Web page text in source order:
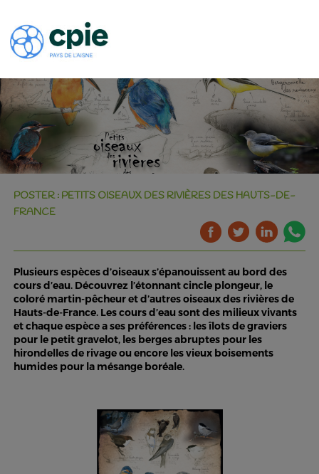
POSTER : PETITS OISEAUX DES RIVIÈRES DES HAUTS-DE-
FRANCE
Plusieurs espèces d’oiseaux s’épanouissent au bord des
cours d’eau. Découvrez l’étonnant cincle plongeur, le
coloré martin-pêcheur et d’autres oiseaux des rivières de
Hauts-de-France. Les cours d’eau sont des milieux vivants
et chaque espèce a ses préférences : les îlots de graviers
pour le petit gravelot, les berges abruptes pour les
hirondelles de rivage ou encore les vieux boisements
humides pour la mésange boréale.